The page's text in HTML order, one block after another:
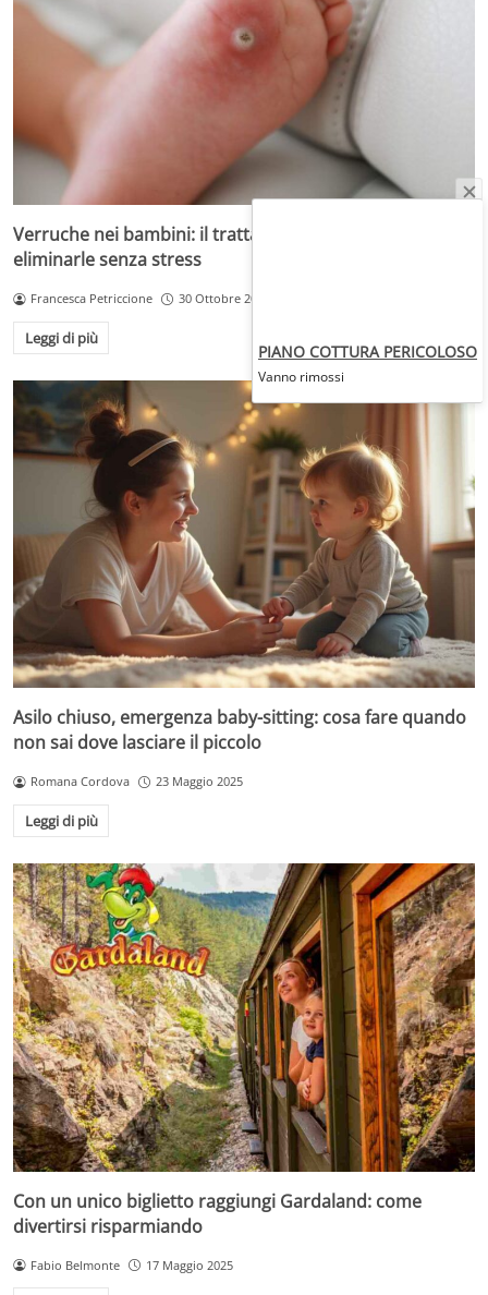
Verruche nei bambini: il trattamento più adatto per
eliminarle senza stress
Francesca Petriccione 30 Ottobre 2025
Leggi di più
Asilo chiuso, emergenza baby-sitting: cosa fare quando
non sai dove lasciare il piccolo
Romana Cordova 23 Maggio 2025
Leggi di più
Con un unico biglietto raggiungi Gardaland: come
divertirsi risparmiando
Fabio Belmonte 17 Maggio 2025
PIANO COTTURA PERICOLOSO
Vanno rimossi